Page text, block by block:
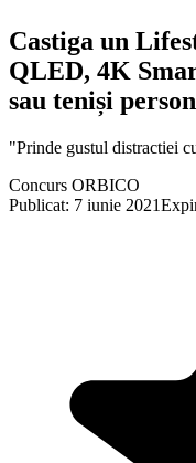
Castiga un
QLED, 4K
sau teniși
"Prinde gustul distractiei
Concurs ORBICO
Publicat: 7 iunie 2021